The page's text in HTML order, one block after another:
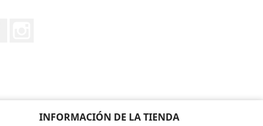
INFORMACIÓN DE LA TIENDA